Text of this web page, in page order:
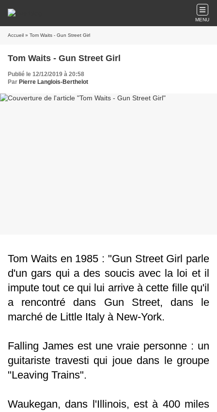
MENU
Accueil » Tom Waits - Gun Street Girl
Tom Waits - Gun Street Girl
Publié le 12/12/2019 à 20:58
Par Pierre Langlois-Berthelot
Tom Waits en 1985 : "Gun Street Girl parle
d'un gars qui a des soucis avec la loi et il
impute tout ce qui lui arrive à cette fille qu'il
a rencontré dans Gun Street, dans le
marché de Little Italy à New-York.
Falling James est une vraie personne : un
guitariste travesti qui joue dans le groupe
"Leaving Trains".
Waukegan, dans l'Illinois, est à 400 miles